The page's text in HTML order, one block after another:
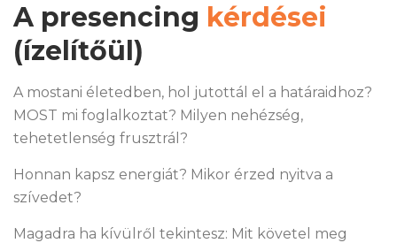
A presencing kérdései
(ízelítőül)
A mostani életedben, hol jutottál el a határaidhoz?
MOST mi foglalkoztat? Milyen nehézség,
tehetetlenség frusztrál?
Honnan kapsz energiát? Mikor érzed nyitva a
szívedet?
Magadra ha kívülről tekintesz: Mit követel meg